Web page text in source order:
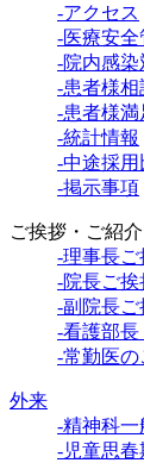
-アクセス
-医療安
-院内感
-患者様相
-患者様
-統計情報
-中途採用
-掲示事項
ご挨拶・ご紹介
-理事長ご
-院長ご挨
-副院長ご
-看護部
-常勤医の
外来
-精神科一
-児童思春